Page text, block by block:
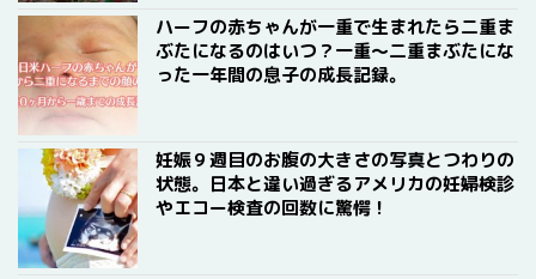
ハーフの赤ちゃんが一重で生まれたら二重ま
ぶたになるのはいつ？一重〜二重まぶたにな
った一年間の息子の成長記録。
妊娠９週目のお腹の大きさの写真とつわりの
状態。日本と違い過ぎるアメリカの妊婦検診
やエコー検査の回数に驚愕！